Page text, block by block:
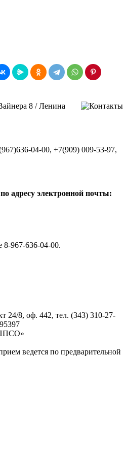
8 / Ленина
04-00, +7(909) 009-53-97,
адресу электронной почты:
8-967-636-04-00.
24/8, оф. 442, тел. (343) 310-27-
ведется по предварительной